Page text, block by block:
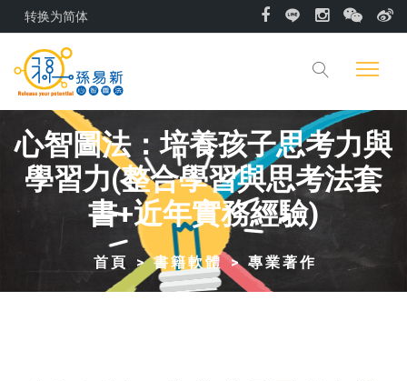
转换为简体
心智圖法：培養孩子思考力與
學習力(整合學習與思考法套
書+近年實務經驗)
首頁 書籍軟體 專業著作